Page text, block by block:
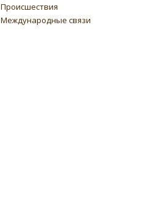
Происшествия
Международные связи